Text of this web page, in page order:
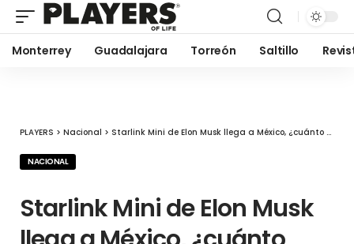
Monterrey Guadalajara Torreón Saltillo
PLAYERS > Nacional > Starlink Mini de Elon Musk llega a México, ¿cuánto cuesta?
NACIONAL
Starlink Mini de Elon Musk